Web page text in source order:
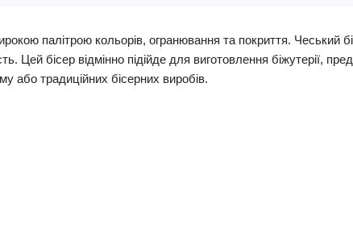
палітрою кольорів, огранювання та покриття. Чеський
Цей бісер відмінно підійде для виготовлення біжутерії,
або традиційних бісерних виробів.